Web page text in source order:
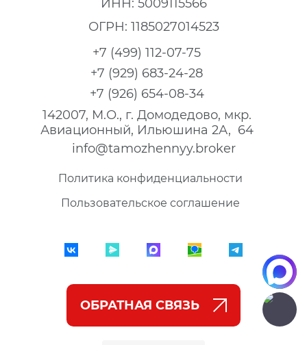
ИНН: 5009115566
ОГРН: 1185027014523
+7 (499) 112-07-75
+7 (929) 683-24-28
+7 (926) 654-08-34
142007, М.О., г. Домодедово, мкр.
Авиационный, Ильюшина 2А, 64
info@tamozhennyy.broker
Политика конфиденциальности
Пользовательское соглашение
ОБРАТНАЯ СВЯЗЬ